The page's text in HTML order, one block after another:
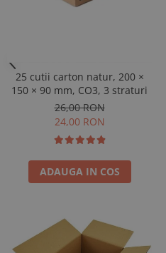
25 cutii carton natur, 200 ×
150 × 90 mm, CO3, 3 straturi
26,00 RON
24,00 RON
ADAUGA IN COS